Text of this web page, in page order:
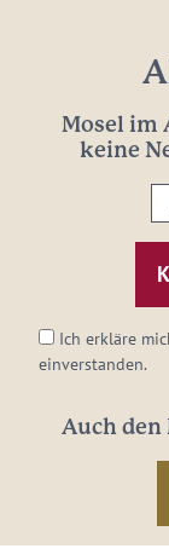
Mosel im
keine
E-
Ich erkläre
einverstanden.
Auch den